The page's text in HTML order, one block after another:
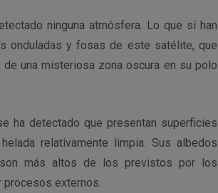
ninguna atmósfera. Lo que sí han
onduladas y fosas de este satélite, que
una misteriosa zona oscura en su polo
ha detectado que presentan superficies
relativamente limpia. Sus albedos
más altos de los previstos por los
procesos externos.